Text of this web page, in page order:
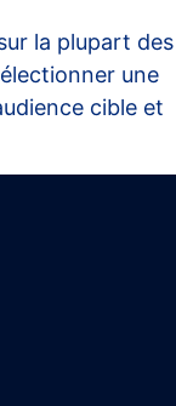
la plupart des
une
cible et